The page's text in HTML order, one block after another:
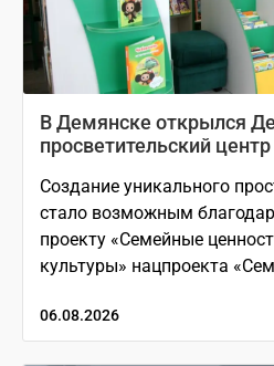
В Демянске открылся
просветительский центр
Создание уникального
стало возможным
проекту «Семейные
культуры» нацпроекта
06.08.2026